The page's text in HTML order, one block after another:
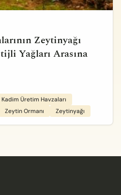
Zeytinyağı
Yağları Arasına
Kadim Üretim Havzaları
Zeytin Ormanı Zeytinyağı